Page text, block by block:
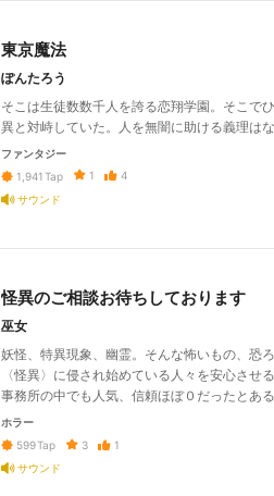
東京魔法
ぽんたろう
そこは生徒数数千人を誇る恋翔学園。そこで
異と対峙していた。人を無闇に助ける義理は
ファンタジー
1,941Tap 1
4
サウンド
怪異のご相談お待ちしております
巫女
妖怪、特異現象、幽霊。そんな怖いもの、恐
〈怪異〉に侵され始めている人々を安心さ
事務所の中でも人気、信頼ほぼ０だったとあ
ホラー
599Tap 3
1
サウンド